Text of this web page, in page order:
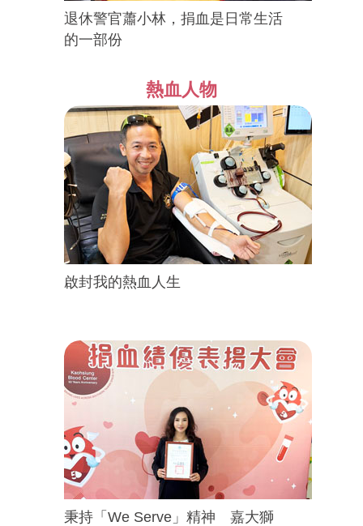
退休警官蕭小林，捐血是日常生活
的一部份
熱血人物
啟封我的熱血人生
秉持「We Serve」精神 嘉大獅